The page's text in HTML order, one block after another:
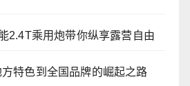
2.4T乘用炮带你纵享露营自由
方特色到全国品牌的崛起之路